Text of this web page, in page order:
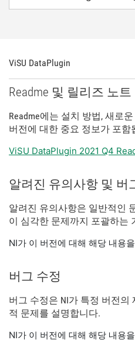
ViSU DataPlugin
Readme 및 릴리즈 노트
Readme에는 설치 방법, 새로
버전에 대한 중요 정보가 포함
ViSU DataPlugin 2021 Q4
알려진 유의사항 및 버
알려진 유의사항은 일반적인
이 심각한 문제까지 포괄하는
NI가 이 버전에 대해 해당 내용
버그 수정
버그 수정은 NI가 특정 버전의
적 문제를 설명합니다.
NI가 이 버전에 대해 해당 내용